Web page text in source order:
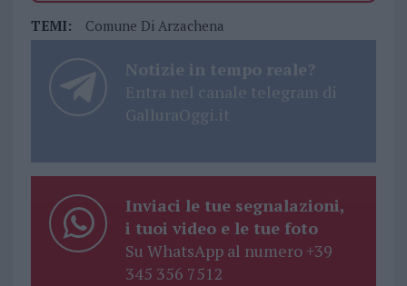
TEMI: Comune Di Arzachena
Notizie in tempo reale?
Entra nel canale telegram di
GalluraOggi.it
Inviaci le tue segnalazioni,
i tuoi video e le tue foto
Su WhatsApp al numero +39
345 356 7512